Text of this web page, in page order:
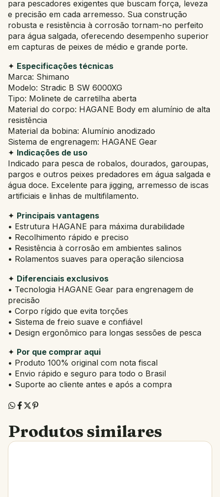
para pescadores exigentes que buscam força, leveza
e precisão em cada arremesso. Sua construção
robusta e resistência à corrosão tornam-no perfeito
para água salgada, oferecendo desempenho superior
em capturas de peixes de médio e grande porte.
✦ Especificações técnicas
Marca: Shimano
Modelo: Stradic B SW 6000XG
Tipo: Molinete de carretilha aberta
Material do corpo: HAGANE Body em alumínio de alta
resistência
Material da bobina: Alumínio anodizado
Sistema de engrenagem: HAGANE Gear
✦ Indicações de uso
Indicado para pesca de robalos, dourados, garoupas,
pargos e outros peixes predadores em água salgada e
água doce. Excelente para jigging, arremesso de iscas
artificiais e linhas de multifilamento.
✦ Principais vantagens
• Estrutura HAGANE para máxima durabilidade
• Recolhimento rápido e preciso
• Resistência à corrosão em ambientes salinos
• Rolamentos suaves para operação silenciosa
✦ Diferenciais exclusivos
• Tecnologia HAGANE Gear para engrenagem de
precisão
• Corpo rígido que evita torções
• Sistema de freio suave e confiável
• Design ergonômico para longas sessões de pesca
✦ Por que comprar aqui
• Produto 100% original com nota fiscal
• Envio rápido e seguro para todo o Brasil
• Suporte ao cliente antes e após a compra
Produtos similares